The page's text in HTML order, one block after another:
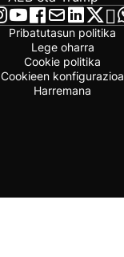
Pribatutasun politika
Lege oharra
Cookie politika
Cookieen konfigurazioa
Harremana